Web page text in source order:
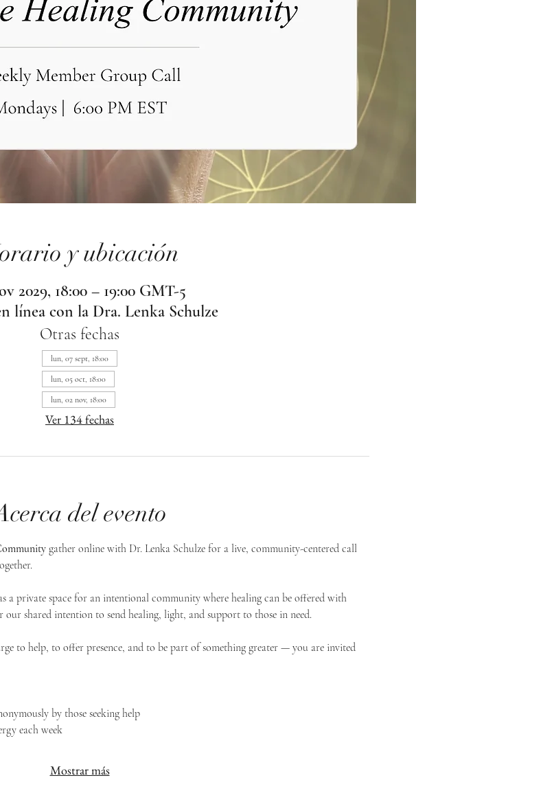
y ubicación
2029, 18:00 – 19:00 GMT-5
línea con la Dra. Lenka Schulze
Otras fechas
lun, 07 sept, 18:00
lun, 05 oct, 18:00
lun, 02 nov, 18:00
Ver 134 fechas
del evento
gather online with Dr. Lenka Schulze for a live, community-centered call
a private space for an intentional community where healing can be offered with
shared intention to send healing, light, and support to those in need.
to help, to offer presence, and to be part of something greater — you are invited
by those seeking help
each week
Mostrar más